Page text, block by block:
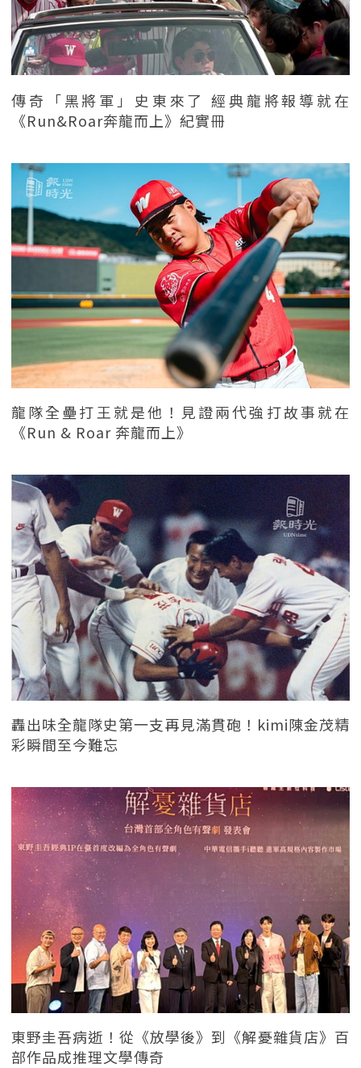
傳奇「黑將軍」史東來了 經典龍將報導就在
《Run&Roar奔龍而上》紀實冊
龍隊全壘打王就是他！見證兩代強打故事就在
《Run & Roar 奔龍而上》
轟出味全龍隊史第一支再見滿貫砲！kimi陳金茂精
彩瞬間至今難忘
東野圭吾病逝！從《放學後》到《解憂雜貨店》百
部作品成推理文學傳奇